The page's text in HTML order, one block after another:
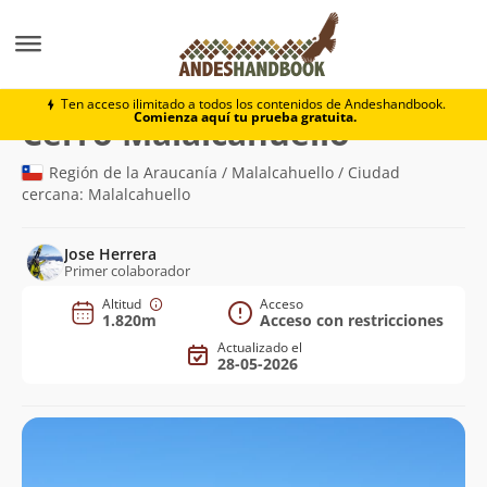
Ten acceso ilimitado a todos los contenidos de Andeshandbook.
Comienza aquí tu prueba gratuita.
Cerro Malalcahuello
Cerro Malalcahuello(1.820m)
Región de la Araucanía / Malalcahuello / Ciudad
cercana: Malalcahuello
Jose Herrera
Primer colaborador
Altitud
1.820m
Acceso
Acceso con restricciones
Actualizado el
28-05-2026